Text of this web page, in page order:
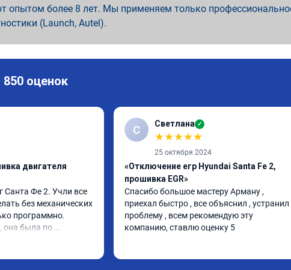
опытом более 8 лет. Мы применяем только
(Launch, Autel).
оценок
двигателя
Санта Фе 2. Учли все
без механических
программно.
она была по
изменений.
С Светлана ✓
★★★★★
25 октября 2024
«Отключение егр Hyundai Santa Fe 2,
прошивка EGR»
Спасибо большое мастеру Арману ,
приехал быстро , все объяснил , устранил
проблему , всем рекомендую эту
компанию, ставлю оценку 5